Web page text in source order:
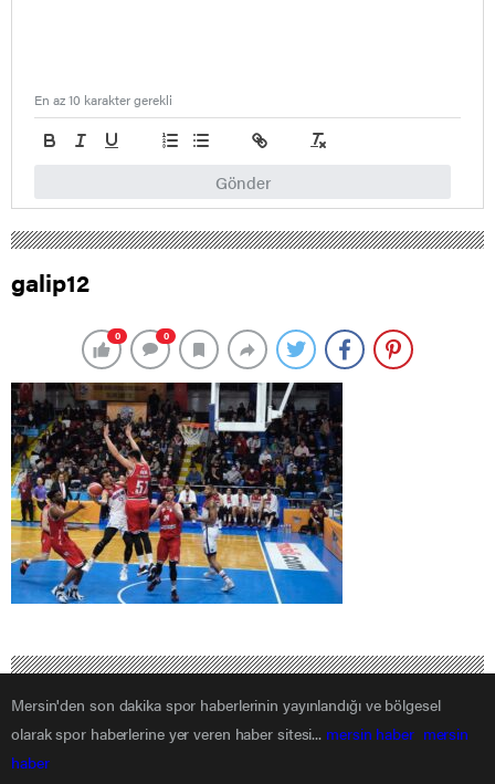
Gönder
En az 10 karakter gerekli
galip12
0 0
Mersin'den son dakika spor haberlerinin yayınlandığı ve bölgesel
olarak spor haberlerine yer veren haber sitesi... mersin haber mersin
haber